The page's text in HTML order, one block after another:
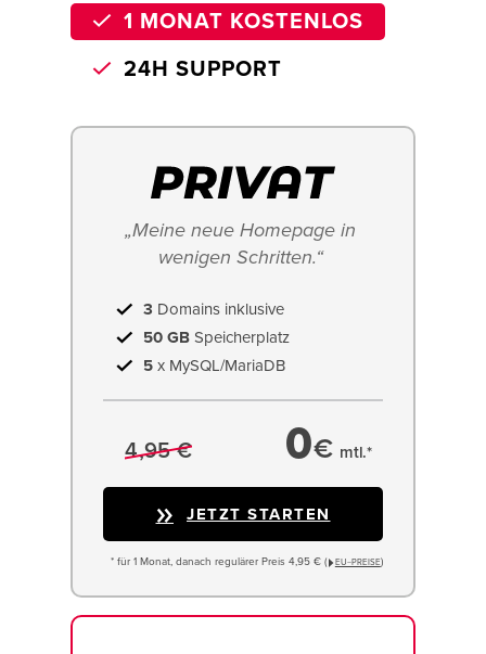
1 MONAT KOSTENLOS
24H SUPPORT
„Meine neue Homepage in
wenigen Schritten.“
3 Domains inklusive
50 GB Speicherplatz
5 x MySQL/MariaDB
4,95 € 0€ mtl.*
JETZT STARTEN
* für 1 Monat, danach regulärer Preis 4,95 € ( EU−PREISE)